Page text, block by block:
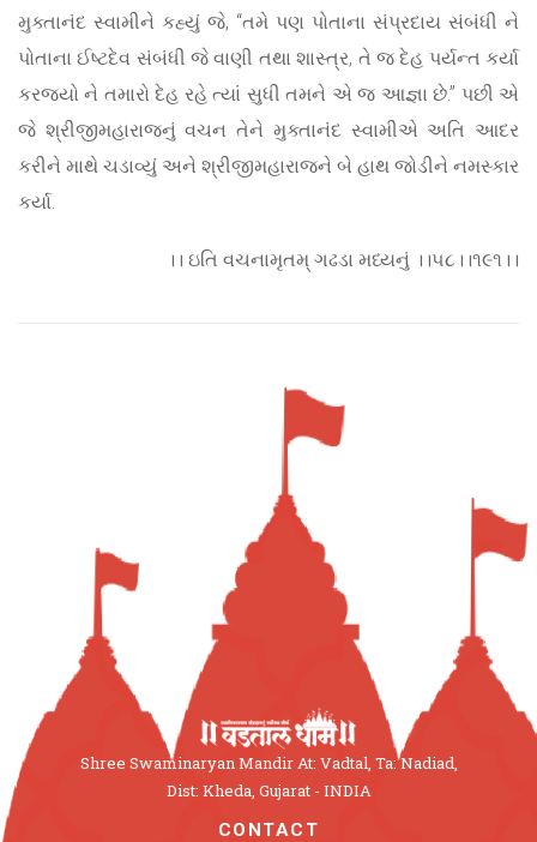
મુક્તાનંદ સ્વામીને કહ્યું જે, “તમે પણ પોતાના સંપ્રદાય સંબંધી ને
પોતાના ઈષ્ટદેવ સંબંધી જે વાણી તથા શાસ્ત્ર, તે જ દેહ પર્યન્ત કર્યા
કરજ્યો ને તમારો દેહ રહે ત્યાં સુધી તમને એ જ આજ્ઞા છે.” પછી એ
જે શ્રીજીમહારાજનું વચન તેને મુક્તાનંદ સ્વામીએ અતિ આદર
કરીને માથે ચડાવ્યું અને શ્રીજીમહારાજને બે હાથ જોડીને નમસ્કાર
કર્યા.
।। ઇતિ વચનામૃતમ્ ગઢડા મધ્યનું ।।૫૮।।૧૯૧।।
Shree Swaminaryan Mandir At: Vadtal, Ta: Nadiad,
Dist: Kheda, Gujarat - INDIA
CONTACT